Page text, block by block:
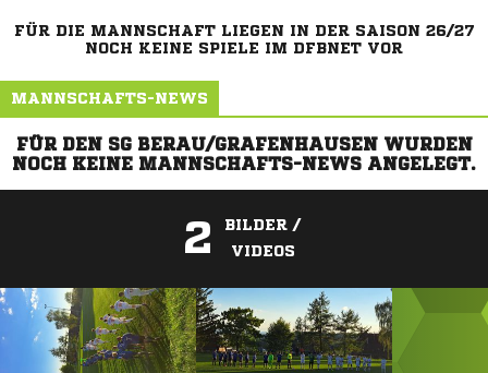
FÜR DIE MANNSCHAFT LIEGEN IN DER SAISON 26/27
NOCH KEINE SPIELE IM DFBNET VOR
MANNSCHAFTS-NEWS
FÜR DEN SG BERAU/GRAFENHAUSEN WURDEN
NOCH KEINE MANNSCHAFTS-NEWS ANGELEGT.
2
BILDER /
VIDEOS